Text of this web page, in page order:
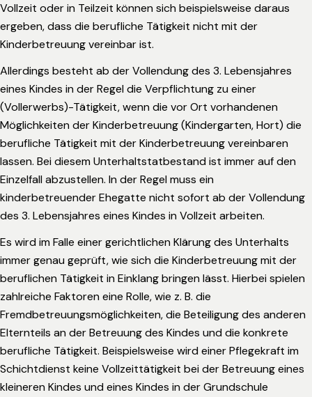
Vollzeit oder in Teilzeit können sich beispielsweise daraus
ergeben, dass die berufliche Tätigkeit nicht mit der
Kinderbetreuung vereinbar ist.
Allerdings besteht ab der Vollendung des 3. Lebensjahres
eines Kindes in der Regel die Verpflichtung zu einer
(Vollerwerbs)-Tätigkeit, wenn die vor Ort vorhandenen
Möglichkeiten der Kinderbetreuung (Kindergarten, Hort) die
berufliche Tätigkeit mit der Kinderbetreuung vereinbaren
lassen. Bei diesem Unterhaltstatbestand ist immer auf den
Einzelfall abzustellen. In der Regel muss ein
kinderbetreuender Ehegatte nicht sofort ab der Vollendung
des 3. Lebensjahres eines Kindes in Vollzeit arbeiten.
Es wird im Falle einer gerichtlichen Klärung des Unterhalts
immer genau geprüft, wie sich die Kinderbetreuung mit der
beruflichen Tätigkeit in Einklang bringen lässt. Hierbei spielen
zahlreiche Faktoren eine Rolle, wie z. B. die
Fremdbetreuungsmöglichkeiten, die Beteiligung des anderen
Elternteils an der Betreuung des Kindes und die konkrete
berufliche Tätigkeit. Beispielsweise wird einer Pflegekraft im
Schichtdienst keine Vollzeittätigkeit bei der Betreuung eines
kleineren Kindes und eines Kindes in der Grundschule